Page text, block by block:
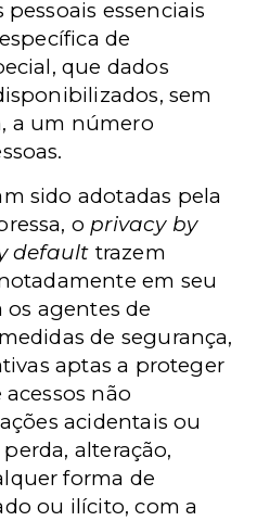
essenciais
de
que dados
sem
a um número
sido adotadas pela
o privacy by
default trazem
em seu
agentes de
de segurança,
aptas a proteger
não
acidentais ou
alteração,
forma de
ou ilícito, com a